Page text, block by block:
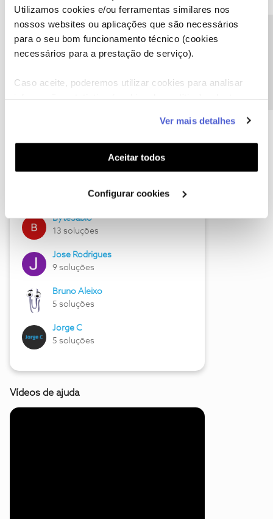
Utilizamos cookies e/ou ferramentas similares nos
nossos websites ou aplicações que são necessários
para o seu bom funcionamento técnico (cookies
necessários para a prestação de serviço).
Caso aceite, poderemos utilizar cookies para analisar
funcionalidades (cookies de personalização e
funcionalidade) e adaptar anúncios aos seus interesses
(cookies de publicidade personalizada). Pode gerir a
utilização dos cookies clicando em "Configurar
Ver mais detalhes
Aceitar todos
Configurar cookies
Descubra as novidades de julho
Hall of Fame de julho
17 soluções
ByteSábio
13 soluções
Jose Rodrigues
9 soluções
Bruno Aleixo
5 soluções
Jorge C
5 soluções
Vídeos de ajuda